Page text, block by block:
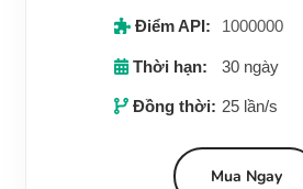
Điểm API: 1000000
Thời hạn: 30 ngày
Đồng thời: 25 lần/s
Mua Ngay